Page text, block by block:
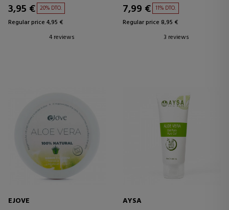
3,95 € 20% DTO.
Regular price 4,95 €
4 reviews
7,99 € 11% DTO.
Regular price 8,95 €
3 reviews
EJOVE
AYSA